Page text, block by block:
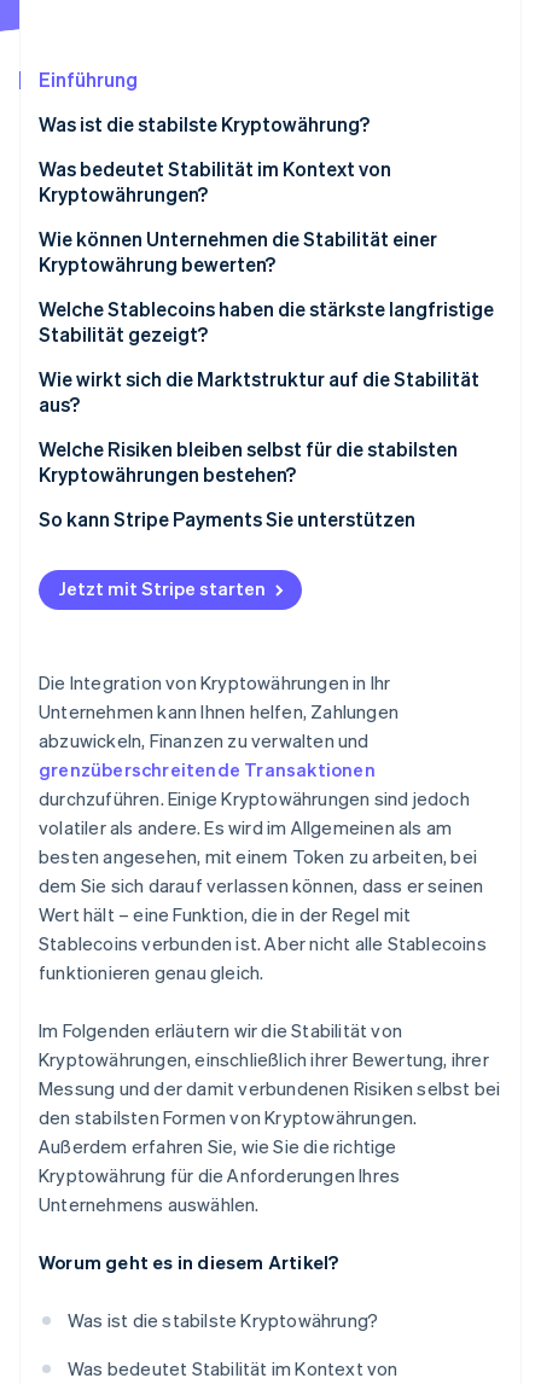
CO₂-Entnahme
Identity
Online-Identitätsprüfung
Stripe-Sessions 2026
Erfahren Sie, wie Stripe Lösungen für die
Jetzt ansehen
Einführung
Was ist die stabilste Kryptowährung?
Was bedeutet Stabilität im Kontext von
Kryptowährungen?
Wie können Unternehmen die Stabilität einer
Kryptowährung bewerten?
Zuverlässigkeit der Bindung
Qualität und Transparenz der Reserven
Regulatorische Haltung
Liquidität und Börsenunterstützung
Technische Widerstandsfähigkeit
Welche Stablecoins haben die stärkste langfristige
Stabilität gezeigt?
USDC
DAI
Wie wirkt sich die Marktstruktur auf die Stabilität
aus?
Einlösungen halten die Bindung aufrecht
Arbitrage erledigt die tägliche Arbeit
Liquidität ist das Polster
Welche Risiken bleiben selbst für die stabilsten
Kryptowährungen bestehen?
So kann Stripe Payments Sie unterstützen
Jetzt mit Stripe starten
Die Integration von Kryptowährungen in Ihr
Unternehmen kann Ihnen helfen, Zahlungen
abzuwickeln, Finanzen zu verwalten und
grenzüberschreitende Transaktionen
durchzuführen. Einige Kryptowährungen sind jedoch
volatiler als andere. Es wird im Allgemeinen als am
besten angesehen, mit einem Token zu arbeiten, bei
dem Sie sich darauf verlassen können, dass er seinen
Wert hält – eine Funktion, die in der Regel mit
Stablecoins verbunden ist. Aber nicht alle Stablecoins
funktionieren genau gleich.
Im Folgenden erläutern wir die Stabilität von
Kryptowährungen, einschließlich ihrer Bewertung, ihrer
Messung und der damit verbundenen Risiken selbst bei
den stabilsten Formen von Kryptowährungen.
Außerdem erfahren Sie, wie Sie die richtige
Kryptowährung für die Anforderungen Ihres
Unternehmens auswählen.
Worum geht es in diesem Artikel?
Was ist die stabilste Kryptowährung?
Was bedeutet Stabilität im Kontext von